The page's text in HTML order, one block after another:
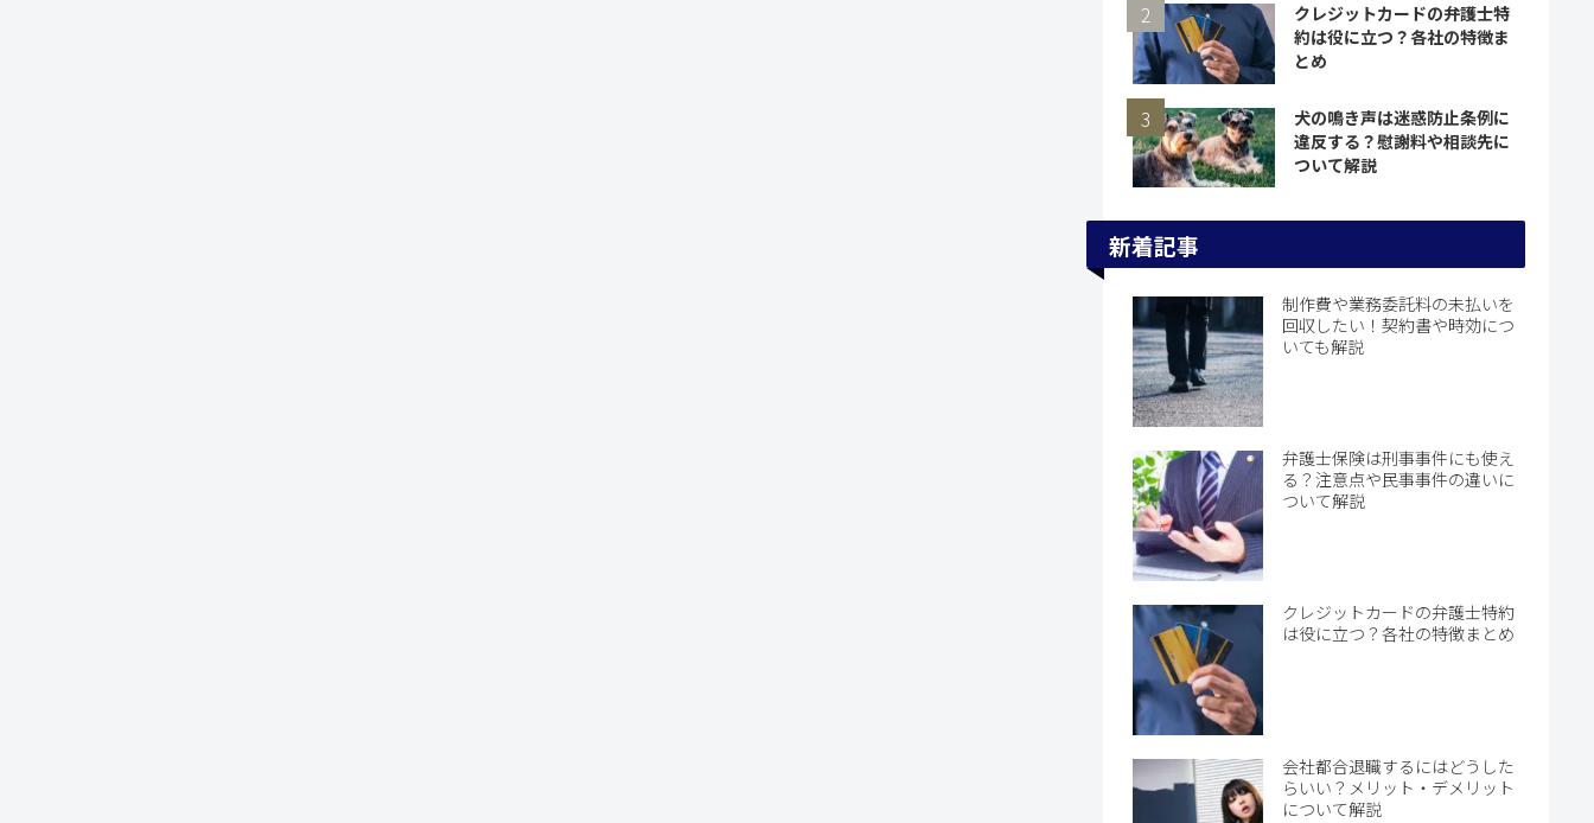
クレジットカードの弁護士特
約は役に立つ？各社の特徴ま
とめ
犬の鳴き声は迷惑防止条例に
違反する？慰謝料や相談先に
ついて解説
新着記事
制作費や業務委託料の未払いを
回収したい！契約書や時効につ
いても解説
弁護士保険は刑事事件にも使え
る？注意点や民事事件の違いに
ついて解説
クレジットカードの弁護士特約
は役に立つ？各社の特徴まとめ
会社都合退職するにはどうした
らいい？メリット・デメリット
について解説